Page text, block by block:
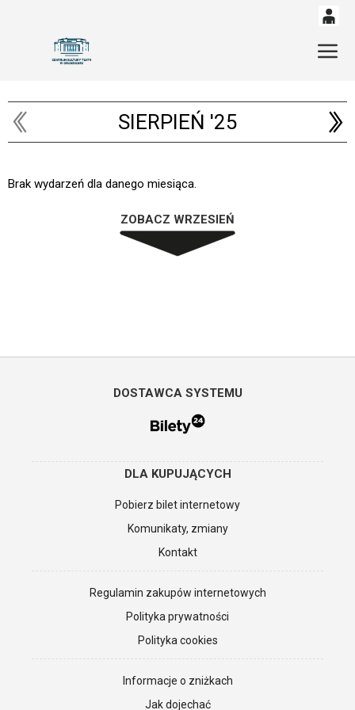
14 53
SIERPIEŃ '25
Brak wydarzeń dla danego miesiąca.
ZOBACZ WRZESIEŃ
DOSTAWCA SYSTEMU
DLA KUPUJĄCYCH
Pobierz bilet internetowy
Komunikaty, zmiany
Kontakt
Regulamin zakupów internetowych
Polityka prywatności
Polityka cookies
Informacje o zniżkach
Jak dojechać